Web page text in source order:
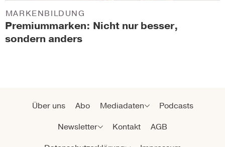
Premiummarken: Nicht nur besser,
sondern anders
MARKENBILDUNG
Über uns Abo Mediadaten
Podcasts
Newsletter
Kontakt
AGB